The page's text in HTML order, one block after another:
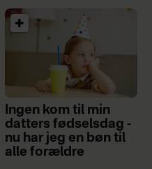
Ingen kom til min
datters fødselsdag -
nu har jeg en bøn til
alle forældre